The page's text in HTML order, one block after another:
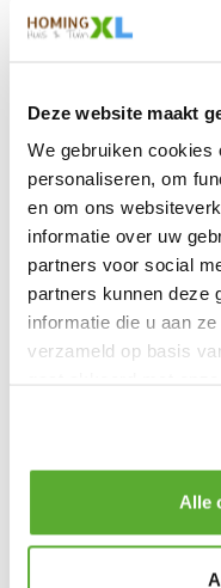
Deze website maakt
We gebruiken cookies
personaliseren, om
en om ons
informatie over uw
partners voor social
partners kunnen deze
informatie die u aan
verzameld op basis
Alle
Ma-